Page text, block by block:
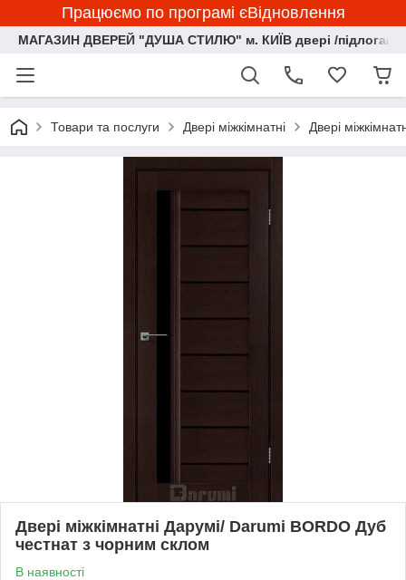
Працюємо по програмі єВідновлення
МАГАЗИН ДВЕРЕЙ "ДУША СТИЛЮ" м. КИЇВ двері /підлога/
Товари та послуги Двері міжкімнатні Двері
Двері міжкімнатні Дарумі/ Darumi BORDO Дуб
честнат з чорним склом
В наявності